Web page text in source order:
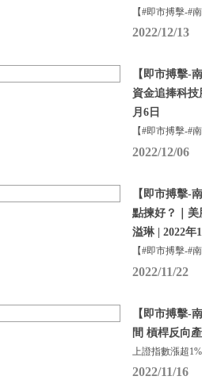
【#即市搏擊-#
2022/12/13
【即市搏擊-
資金追捧科技
月6日
【#即市搏擊-#
2022/12/06
【即市搏擊-
點揀好？｜
溢琳 | 2022年
【#即市搏擊-#
2022/11/22
【即市搏擊-
間 槓桿反向
上證指數漲超
2022/11/16